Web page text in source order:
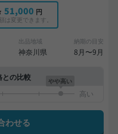
51,000 円
は変更できます。
出品地域
神奈川県
納期の目安
8月〜9月
との比較 やや高い
わせる